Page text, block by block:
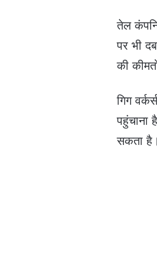
तेल
पर भी
की
गिग
पहुंचाना
सकता है।